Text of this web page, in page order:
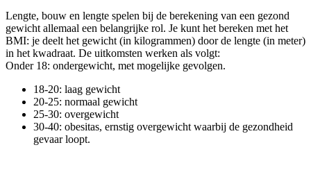
Lengte, bouw en lengte spelen bij de berekening van een gezond
gewicht allemaal een belangrijke rol. Je kunt het bereken met het
BMI: je deelt het gewicht (in kilogrammen) door de lengte (in meter)
in het kwadraat. De uitkomsten werken als volgt:
Onder 18: ondergewicht, met mogelijke gevolgen.
18-20: laag gewicht
20-25: normaal gewicht
25-30: overgewicht
30-40: obesitas, ernstig overgewicht waarbij de gezondheid
gevaar loopt.